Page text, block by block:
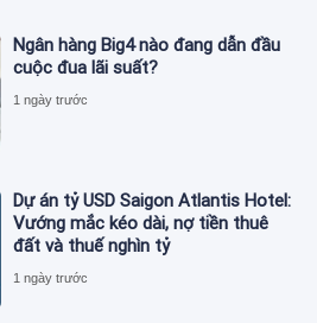
Ngân hàng Big4 nào đang dẫn đầu
cuộc đua lãi suất?
1 ngày trước
Dự án tỷ USD Saigon Atlantis Hotel:
Vướng mắc kéo dài, nợ tiền thuê
đất và thuế nghìn tỷ
1 ngày trước